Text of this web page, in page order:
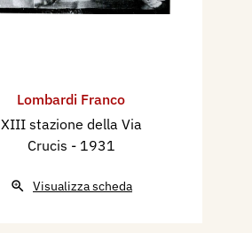
Lombardi Franco
XIII stazione della Via
Crucis - 1931
Visualizza scheda